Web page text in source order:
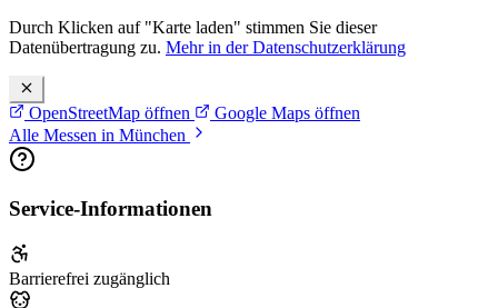
Durch Klicken auf "Karte laden" stimmen Sie dieser
Datenübertragung zu. Mehr in der Datenschutzerklärung
OpenStreetMap öffnen
Google Maps öffnen
Alle Messen in München
Service-Informationen
Barrierefrei zugänglich